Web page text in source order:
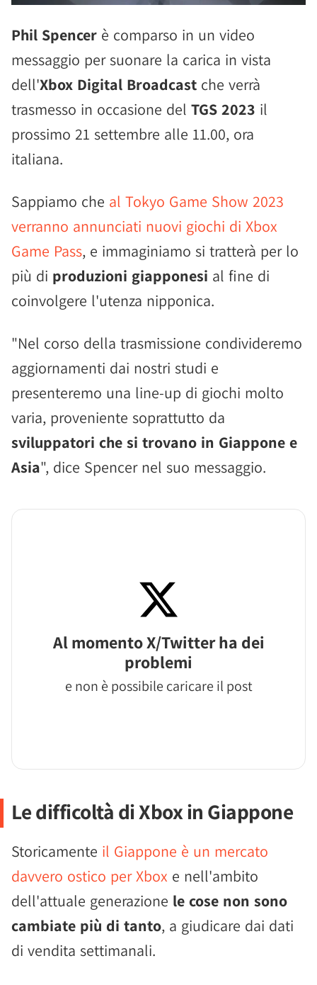
Phil Spencer è comparso in un video
messaggio per suonare la carica in vista
dell'Xbox Digital Broadcast che verrà
trasmesso in occasione del TGS 2023 il
prossimo 21 settembre alle 11.00, ora
italiana.
Sappiamo che al Tokyo Game Show 2023
verranno annunciati nuovi giochi di Xbox
Game Pass, e immaginiamo si tratterà per lo
più di produzioni giapponesi al fine di
coinvolgere l'utenza nipponica.
"Nel corso della trasmissione condivideremo
aggiornamenti dai nostri studi e
presenteremo una line-up di giochi molto
varia, proveniente soprattutto da
sviluppatori che si trovano in Giappone e
Asia", dice Spencer nel suo messaggio.
Al momento X/Twitter ha dei
problemi
e non è possibile caricare il post
Le difficoltà di Xbox in Giappone
Storicamente il Giappone è un mercato
davvero ostico per Xbox e nell'ambito
dell'attuale generazione le cose non sono
cambiate più di tanto, a giudicare dai dati
di vendita settimanali.